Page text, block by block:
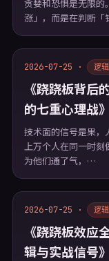
贪婪和恐惧是无限的
涨」，而是在判断
2026-07-25 · 逻
《跷跷板背后
的七重心理战》
技术面的信号是果，
上万个人在同一时
为他们通了气，…
2026-07-25 · 逻
《跷跷板效应
辑与实战信号》